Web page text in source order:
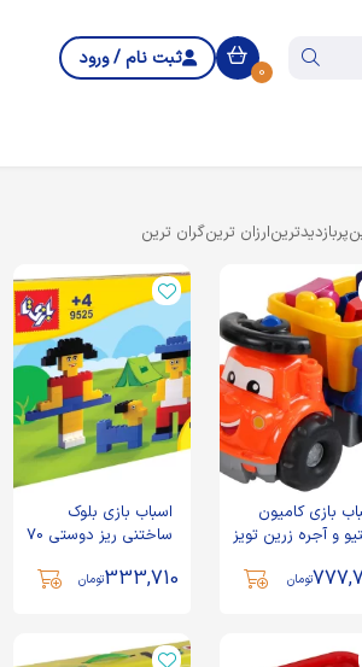
0
ثبت نام / ورود
پربازدیدترینارزان ترینگران ترین
بازی کامیون
و آجره زرین تویز
تومان
اسباب بازی بلوک
ساختنی ریز دوستی 70
333,710تومان